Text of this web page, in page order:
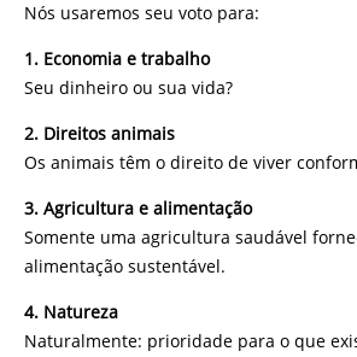
Nós usaremos seu voto para:
1. Economia e trabalho
Seu dinheiro ou sua vida?
2. Direitos animais
Os animais têm o direito de viver
3. Agricultura e alimentação
Somente uma agricultura saudável
alimentação sustentável.
4. Natureza
Naturalmente: prioridade para o que